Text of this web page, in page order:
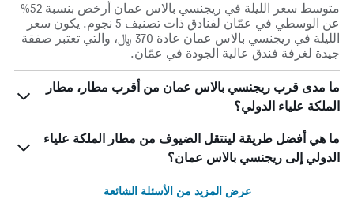
متوسط سعر الليلة في ريجنسي بالاس عمان أرخص بنسبة 52%
عن الوسطي في عمّان لفنادق ذات تصنيف 5 نجوم. يكون سعر
الليلة في ريجنسي بالاس عمان عادة 370 ﷼، والتي تعتبر صفقة
جيدة لغرفة فندق عالية الجودة في عمّان.
ما مدى قرب ريجنسي بالاس عمان من أقرب مطار، مطار
الملكة علياء الدولي؟
ما هي أفضل طريقة لينتقل الضيوف من مطار الملكة علياء
الدولي إلى ريجنسي بالاس عمان؟
عرض المزيد من الأسئلة الشائعة